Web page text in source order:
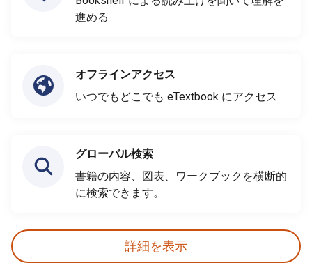
進める
オフラインアクセス
いつでもどこでも eTextbook にアクセス
グローバル検索
書籍の内容、図表、ワークブックを横断的
に検索できます。
詳細を表示